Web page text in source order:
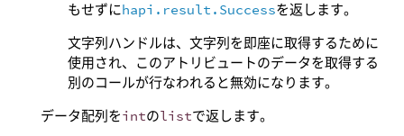
もせずにhapi.result.Successを返します。
文字列ハンドルは、文字列を即座に取得するために
使用され、このアトリビュートのデータを取得する
別のコールが行なわれると無効になります。
データ配列をintのlistで返します。